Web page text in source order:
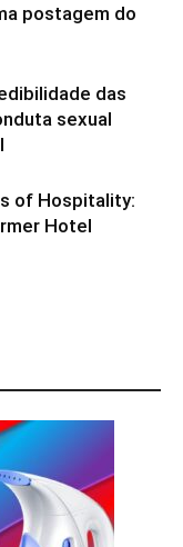
postagem do
das
sexual
of Hospitality:
Hotel